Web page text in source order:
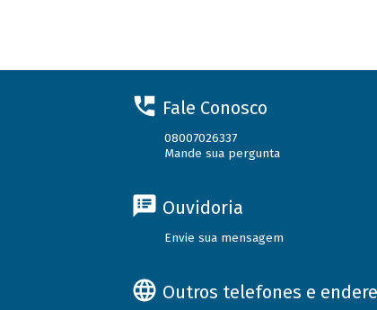
Fale Conosco
08007026337
Mande sua pergunta
Ouvidoria
Envie sua mensagem
Outros telefones e